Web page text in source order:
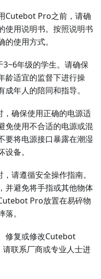
Cutebot Pro之前，请确
使用说明书。按照说明书
使用方式。
年级的学生。请确保
龄适宜的监督下进行操
年人的陪同和指导。
确保使用正确的电源适
免使用不合适的电源或混
要将电源接口暴露在潮湿
备。
请遵循安全操作指南。
并避免将手指或其他物体
Pro放置在易碎物
。
修复或修改Cutebot
联系厂商或专业人士进